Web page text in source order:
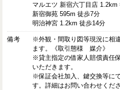
マルエツ 新宿六丁目店 1.2km
新宿御苑 595m 徒歩7分
明治神宮 1.2km 徒歩14分
備考
※外観・間取り図等現況に相
ます。《取引態様 媒介》
※貸主指定の借家人賠償責任
いただきます。
※保証会社加入、鍵交換等に
す。詳細はお問い合わせくださ